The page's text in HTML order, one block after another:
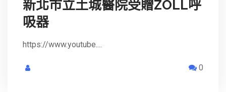
新北市立土城醫院受贈ZOLL呼
吸器
https://www.youtube....
0